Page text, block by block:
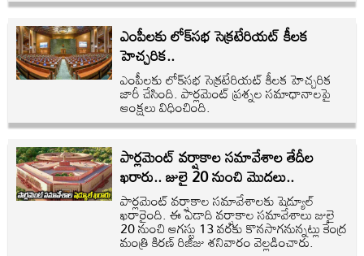
ఎంపీలకు లోక్‌సభ సెక్రటేరియట్ కీలక
హెచ్చరిక..
ఎంపీలకు లోక్‌సభ సెక్రటేరియట్ కీలక హెచ్చరిక
జారీ చేసింది. పార్లమెంట్ ప్రశ్నల సమాధానాలపై
ఆంక్షలు విధించింది.
పార్లమెంట్ వర్షాకాల సమావేశాల తేదీల
ఖరారు.. జులై 20 నుంచి మొదలు..
పార్లమెంట్ వర్షాకాల సమావేశాలకు షెడ్యూల్‌
ఖరారైంది. ఈ ఏడాది వర్షాకాల సమావేశాలు జులై
20 నుంచి ఆగస్టు 13 వరకు కొనసాగనున్నట్లు కేంద్ర
మంత్రి కిరణ్ రిజిజు శనివారం వెల్లడించారు.